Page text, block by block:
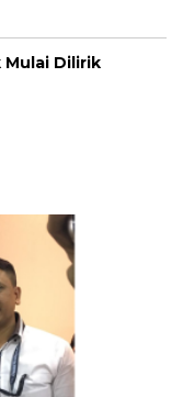
Mulai Dilirik